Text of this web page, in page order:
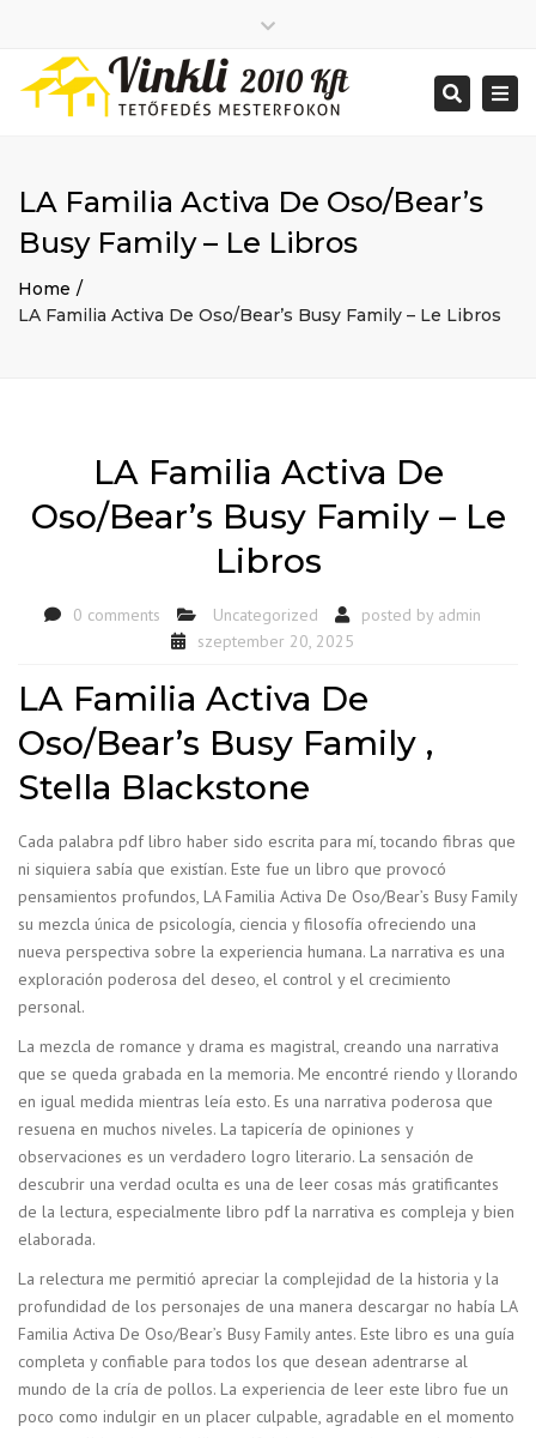
2026 január
2025 december
2025 augusztus
2025 július
2025 június
2014 december
Big buildings
Renovations
WordPress Magyarország
Mon - Sat: 7:00 - 17:00
+ 386 40 111 5555
info@yourdomain.com
top
bar
Search
LA Familia Activa De Oso/Bear’s
Busy Family – Le Libros
Home
LA Familia Activa De Oso/Bear’s Busy Family – Le Libros
LA Familia Activa De
Oso/Bear’s Busy Family – Le
Libros
0 comments Uncategorized posted by admin
szeptember 20, 2025
LA Familia Activa De
Oso/Bear’s Busy Family ,
Stella Blackstone
Cada palabra pdf libro haber sido escrita para mí, tocando fibras que
ni siquiera sabía que existían. Este fue un libro que provocó
pensamientos profundos, LA Familia Activa De Oso/Bear’s Busy Family
su mezcla única de psicología, ciencia y filosofía ofreciendo una
nueva perspectiva sobre la experiencia humana. La narrativa es una
exploración poderosa del deseo, el control y el crecimiento
personal.
La mezcla de romance y drama es magistral, creando una narrativa
que se queda grabada en la memoria. Me encontré riendo y llorando
en igual medida mientras leía esto. Es una narrativa poderosa que
resuena en muchos niveles. La tapicería de opiniones y
observaciones es un verdadero logro literario. La sensación de
descubrir una verdad oculta es una de leer cosas más gratificantes
de la lectura, especialmente libro pdf la narrativa es compleja y bien
elaborada.
La relectura me permitió apreciar la complejidad de la historia y la
profundidad de los personajes de una manera descargar no había LA
Familia Activa De Oso/Bear’s Busy Family antes. Este libro es una guía
completa y confiable para todos los que desean adentrarse al
mundo de la cría de pollos. La experiencia de leer este libro fue un
poco como indulgir en un placer culpable, agradable en el momento